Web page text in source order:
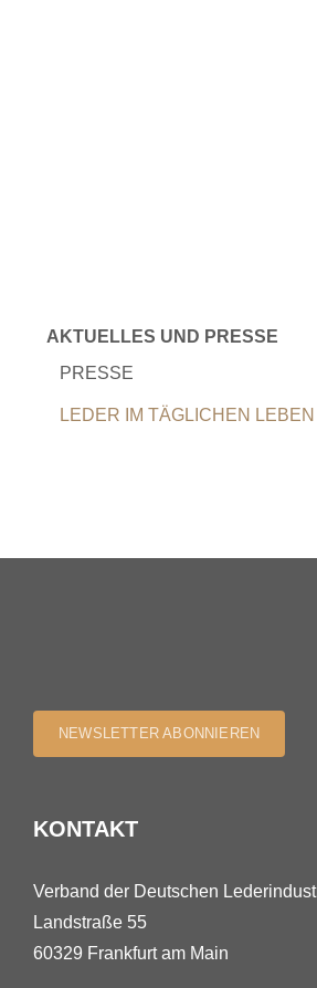
AKTUELLES UND PRESSE
PRESSE
LEDER IM TÄGLICHEN LEBEN
NEWSLETTER ABONNIEREN
KONTAKT
Verband der Deutschen
Landstraße 55
60329 Frankfurt am Main